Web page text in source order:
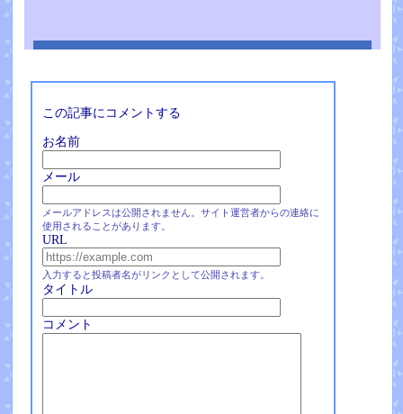
この記事にコメントする
お名前
メール
メールアドレスは公開されません。サイト運営者からの連絡に
使用されることがあります。
URL
入力すると投稿者名がリンクとして公開されます。
タイトル
コメント